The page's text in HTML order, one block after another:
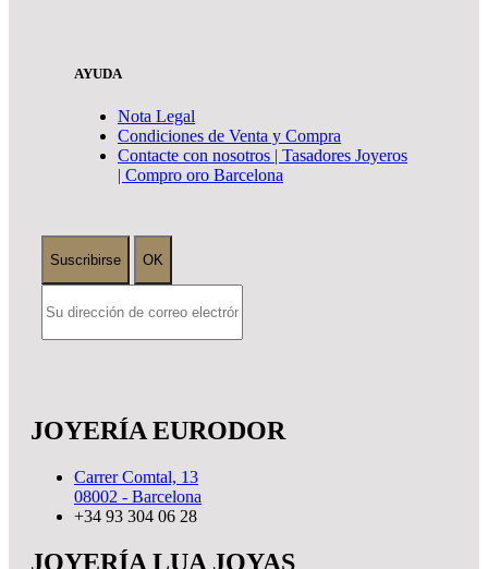
AYUDA
Nota Legal
Condiciones de Venta y Compra
Contacte con nosotros | Tasadores Joyeros
| Compro oro Barcelona
JOYERÍA EURODOR
Carrer Comtal, 13
08002 - Barcelona
+34 93 304 06 28
JOYERÍA LUA JOYAS